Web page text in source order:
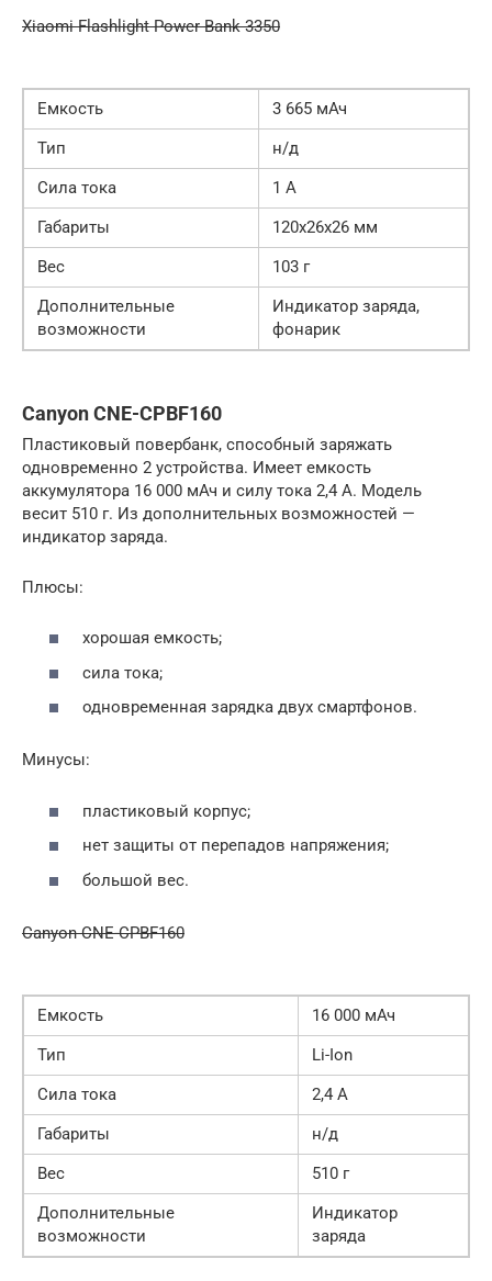
Xiaomi Flashlight Power Bank 3350
Емкость
3 665 мАч
Тип
н/д
Сила тока
1 А
Габариты
120x26x26 мм
Вес
103 г
Дополнительные
возможности
Индикатор заряда,
фонарик
Canyon CNE-CPBF160
Пластиковый повербанк, способный заряжать
одновременно 2 устройства. Имеет емкость
аккумулятора 16 000 мАч и силу тока 2,4 А. Модель
весит 510 г. Из дополнительных возможностей —
индикатор заряда.
Плюсы:
хорошая емкость;
сила тока;
одновременная зарядка двух смартфонов.
Минусы:
пластиковый корпус;
нет защиты от перепадов напряжения;
большой вес.
Canyon CNE-CPBF160
Емкость
16 000 мАч
Тип
Li-Ion
Сила тока
2,4 А
Габариты
н/д
Вес
510 г
Дополнительные
возможности
Индикатор
заряда